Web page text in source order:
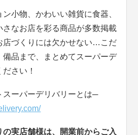
小物、かわいい雑貨に食器、
さなお店を彩る商品が多数掲載
店づくりには欠かせない…こだ
備品まで、まとめてスーパーデ
さい！
スーパーデリバリーとは─
の実店舗様は、開業前からご入